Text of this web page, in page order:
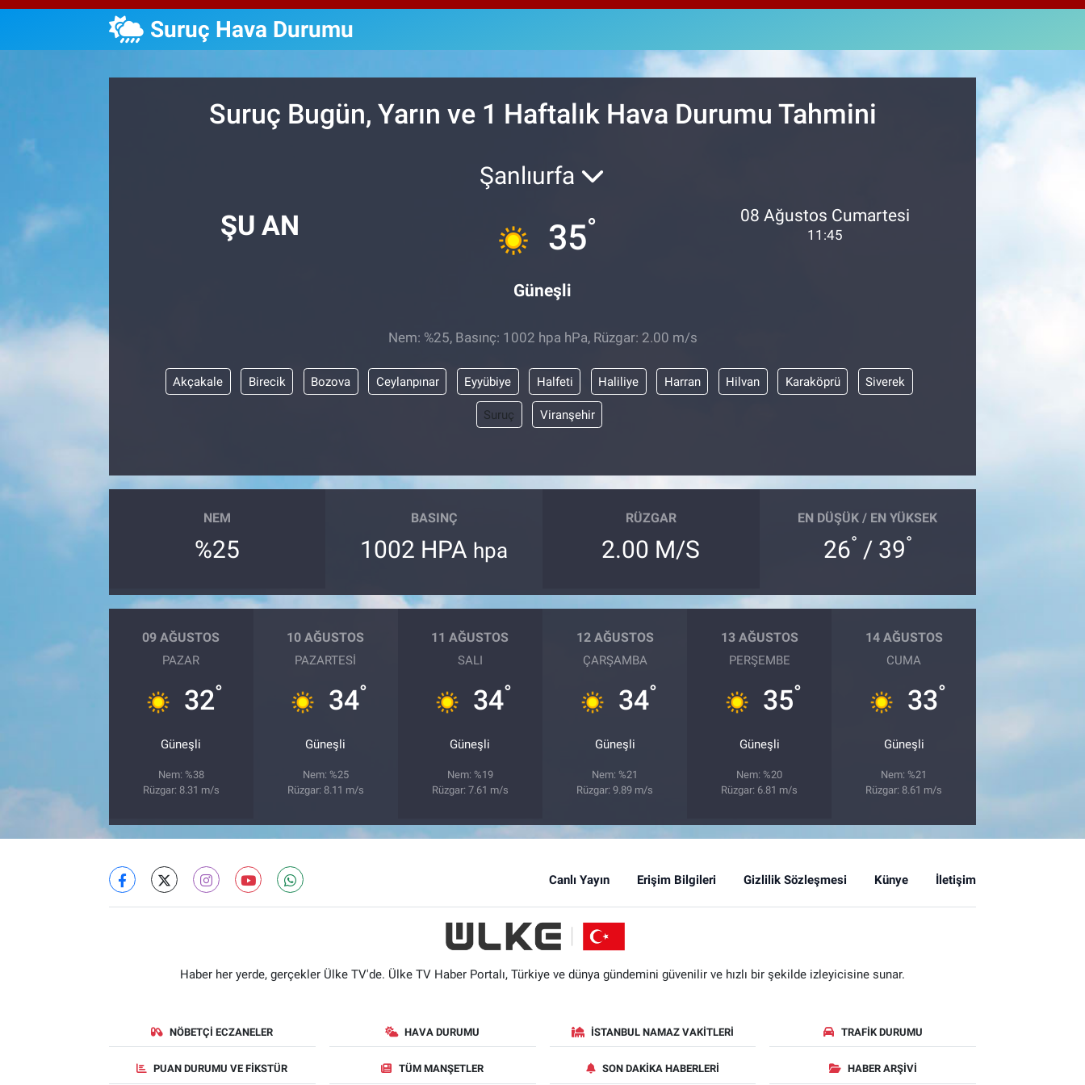
BİST100
13.779
Suruç Hava Durumu
Suruç Bugün, Yarın ve 1 Haftalık Hava Durumu Tahmini
ŞU AN
Şanlıurfa
35°
Güneşli
08 Ağustos Cumartesi
11:45
Nem: %25, Basınç: 1002 hpa hPa, Rüzgar: 2.00 m/s
Akçakale Birecik Bozova Ceylanpınar Eyyübiye Halfeti Haliliye Harran Hilvan Karaköprü Siverek
Suruç Viranşehir
NEM
%25
BASINÇ
1002 HPA hpa
RÜZGAR
2.00 M/S
EN DÜŞÜK / EN YÜKSEK
26° / 39°
09 AĞUSTOS
PAZAR
32°
Güneşli
Nem: %38
Rüzgar: 8.31 m/s
10 AĞUSTOS
PAZARTESI
34°
Güneşli
Nem: %25
Rüzgar: 8.11 m/s
11 AĞUSTOS
SALI
34°
Güneşli
Nem: %19
Rüzgar: 7.61 m/s
12 AĞUSTOS
ÇARŞAMBA
34°
Güneşli
Nem: %21
Rüzgar: 9.89 m/s
13 AĞUSTOS
PERŞEMBE
35°
Güneşli
Nem: %20
Rüzgar: 6.81 m/s
14 AĞUSTOS
CUMA
33°
Güneşli
Nem: %21
Rüzgar: 8.61 m/s
Canlı Yayın Erişim Bilgileri Gizlilik Sözleşmesi Künye İletişim
Haber her yerde, gerçekler Ülke TV'de. Ülke TV Haber Portalı, Türkiye ve dünya gündemini güvenilir ve hızlı bir şekilde izleyicisine sunar.
NÖBETÇI ECZANELER HAVA DURUMU İSTANBUL NAMAZ VAKITLERI TRAFIK DURUMU
PUAN DURUMU VE FIKSTÜR TÜM MANŞETLER SON DAKIKA HABERLERI HABER ARŞIVI
Özel Haberler
Sağlık
Ramazan
Haber Arşivi